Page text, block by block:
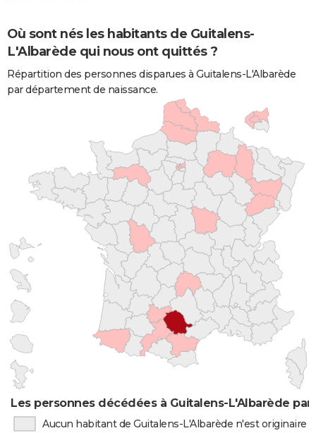
Où sont nés les habitants de Guitalens-
L'Albarède qui nous ont quittés ?
Répartition des personnes disparues à Guitalens-L'Albarède
par département de naissance.
Les personnes décédées à Guitalens-L'Albarède par
Aucun habitant de Guitalens-L'Albarède n'est originaire